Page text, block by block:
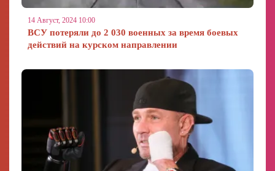
14 Август, 2024 10:00
ВСУ потеряли до 2 030 военных за время боевых
действий на курском направлении